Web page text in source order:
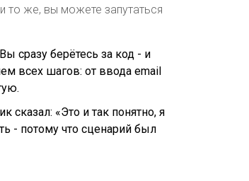
то же, вы можете запутаться
сразу берётесь за код - и
всех шагов: от ввода email
сказал: «Это и так понятно, я
- потому что сценарий был